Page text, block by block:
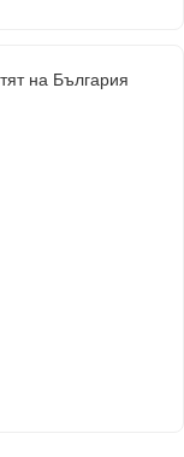
на България